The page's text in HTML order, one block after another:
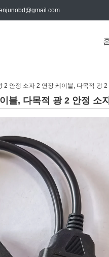
2 안정 소자 2 연장 케이블, 다목적 광
블, 다목적 광 2 안정 소